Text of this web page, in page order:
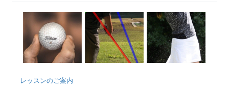
レッスンのご案内